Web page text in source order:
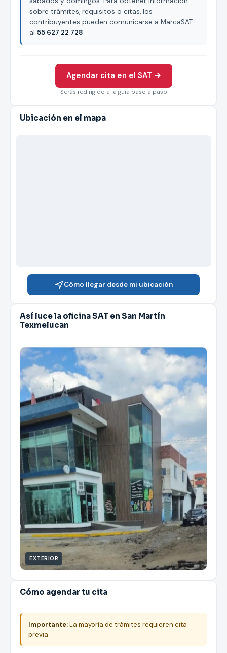
sobre trámites, requisitos o citas, los
contribuyentes pueden comunicarse a MarcaSAT
al 55 627 22 728.
Agendar cita en el SAT →
Serás redirigido a la guía paso a paso
Ubicación en el mapa
Cómo llegar desde mi ubicación
Así luce la oficina SAT en San Martín
Texmelucan
EXTERIOR
Cómo agendar tu cita
Importante:La mayoría de trámites requieren cita
previa.